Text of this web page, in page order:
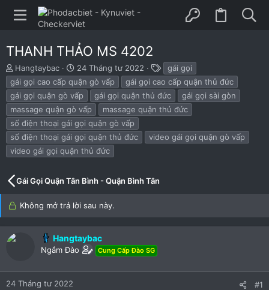
THANH THẢO MS 4202
B
ắ
t
đ
ầ
u
Hangtaybac
N
g
à
y
b
ắ
t
đ
ầ
24 Tháng tư 2022
h
ẻ
gái gọi
gái gọi cao cấp quận gò vấp
gái gọi cao cấp quận thủ đức
gái gọi quận gò vấp
gái gọi quận thủ đức
gái gọi sài gòn
massage quận gò vấp
massage quận thủ đức
số điện thoại gái gọi quận gò vấp
số điện thoại gái gọi quận thủ đức
video gái gọi quận gò vấp
video gái gọi quận thủ đức
Gái Gọi Quận Tân Bình - Quận Bình Tân
Không mở trả lời sau này.
Hangtaybac
Ngắm Đào Cung Cấp Đào SG
24 Tháng tư 2022 #1